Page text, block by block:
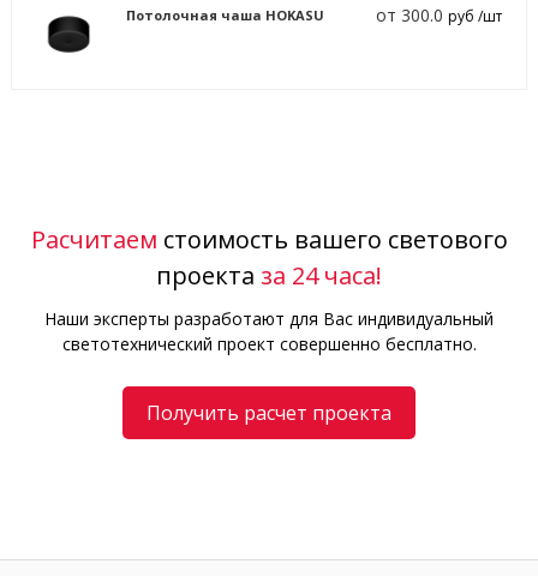
Потолочная чаша HOKASU от 300.0руб /шт
Расчитаем стоимость вашего светового
проекта за 24 часа!
Наши эксперты разработают для Вас индивидуальный
светотехнический проект совершенно бесплатно.
Получить расчет проекта